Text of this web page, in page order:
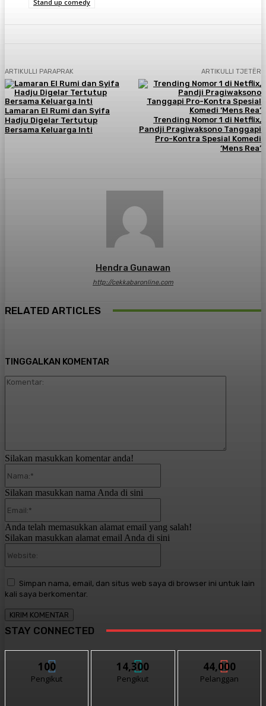
Stand up comedy
ARTIKULLI PARAPRAK
Lamaran El Rumi dan Syifa
Hadju Digelar Tertutup
Bersama Keluarga Inti
ARTIKULLI TJETËR
Trending Nomor 1 di Netflix,
Pandji Pragiwaksono Tanggapi
Pro-Kontra Spesial Komedi
‘Mens Rea’
Hendra Gunawan
http://cekkabaronline.com
RELATED ARTICLES
TINGGALKAN KOMENTAR
Silakan masukkan komentar anda!
Silakan masukkan nama Anda di sini
Anda telah memasukkan alamat email yang salah!
Silakan masukkan alamat email Anda di sini
Simpan nama, email, dan situs web saya di browser ini untuk lain
kali saya berkomentar.
STAY CONNECTED
100
Pengikut
14,300
Pengikut
44,000
Pelanggan